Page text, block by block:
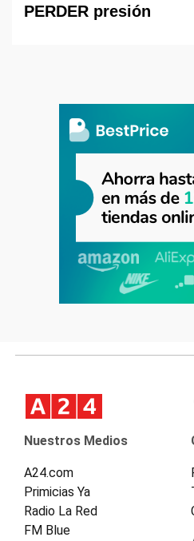
PERDER presión
Nuestros Medios
A24.com
Primicias Ya
Radio La Red
FM Blue